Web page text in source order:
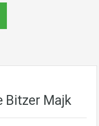
Bitzer Majk